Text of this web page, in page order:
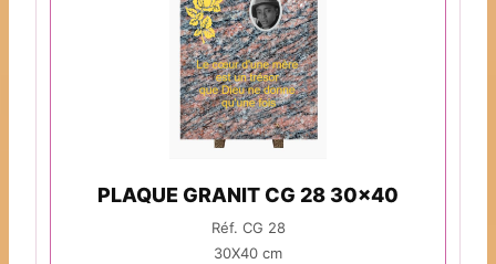
PLAQUE GRANIT CG 28 30x40
Réf. CG 28
30X40 cm